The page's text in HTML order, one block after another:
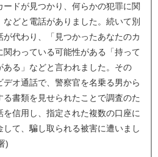
ードが見つかり、何らかの犯罪に関
どと電話がありました。続いて別
代わり、「見つかったあなたのカ
わっている可能性がある「持って
ある」などと言われました。その
オ通話で、警察官を名乗る男から
書類を見せられたことで調査のた
信用し、指定された複数の口座に
て、騙し取られる被害に遭いまし
)